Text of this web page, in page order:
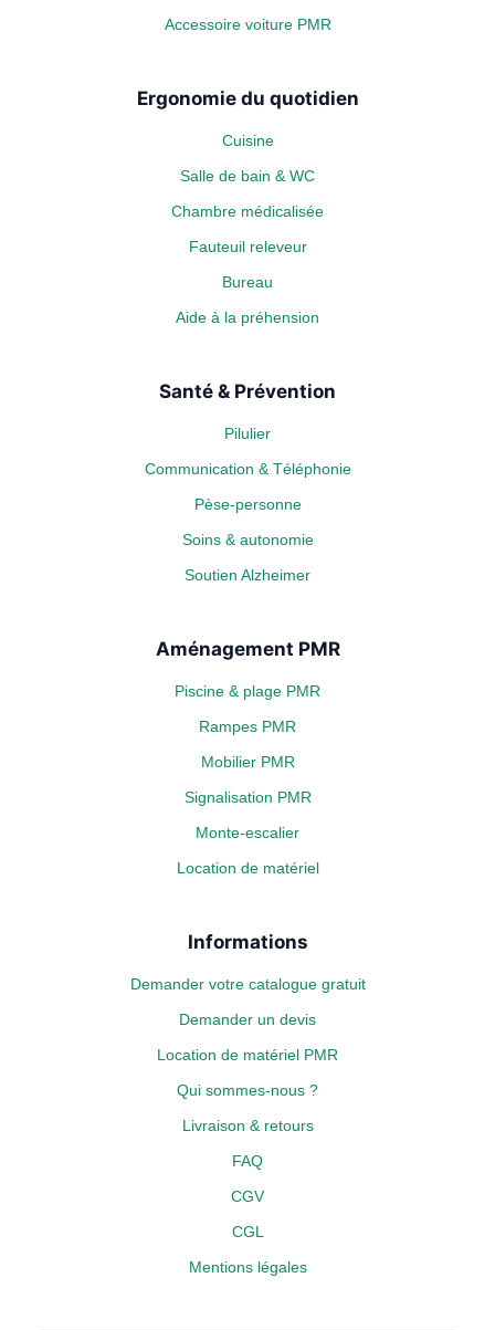
Accessoire voiture PMR
Ergonomie du quotidien
Cuisine
Salle de bain & WC
Chambre médicalisée
Fauteuil releveur
Bureau
Aide à la préhension
Santé & Prévention
Pilulier
Communication & Téléphonie
Pèse-personne
Soins & autonomie
Soutien Alzheimer
Aménagement PMR
Piscine & plage PMR
Rampes PMR
Mobilier PMR
Signalisation PMR
Monte-escalier
Location de matériel
Informations
Demander votre catalogue gratuit
Demander un devis
Location de matériel PMR
Qui sommes-nous ?
Livraison & retours
FAQ
CGV
CGL
Mentions légales